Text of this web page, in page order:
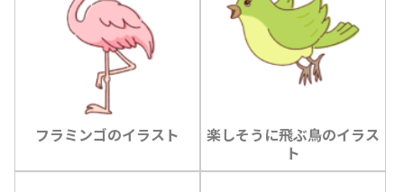
フラミンゴのイラスト
楽しそうに飛ぶ鳥のイラス
ト